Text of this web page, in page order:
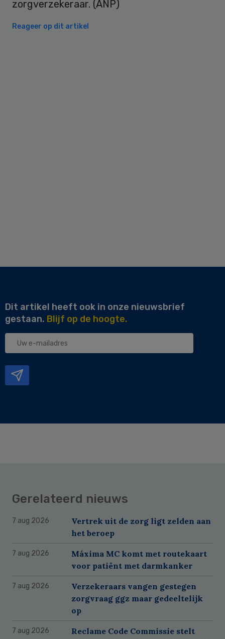
zorgverzekeraar. (ANP)
Reageer op dit artikel
Dit artikel heeft ook in onze nieuwsbrief
gestaan. Blijf op de hoogte.
Uw
Gerelateerd nieuws
7 aug 2026
Vertrek uit de zorg ligt zelden aan
het beroep
7 aug 2026
Máxima MC komt met routekaart
voor patiënt met darmkanker
7 aug 2026
Verzekeraars vangen gestegen
zorgvraag ggz maar gedeeltelijk
op
7 aug 2026
Reclame Code Commissie stelt